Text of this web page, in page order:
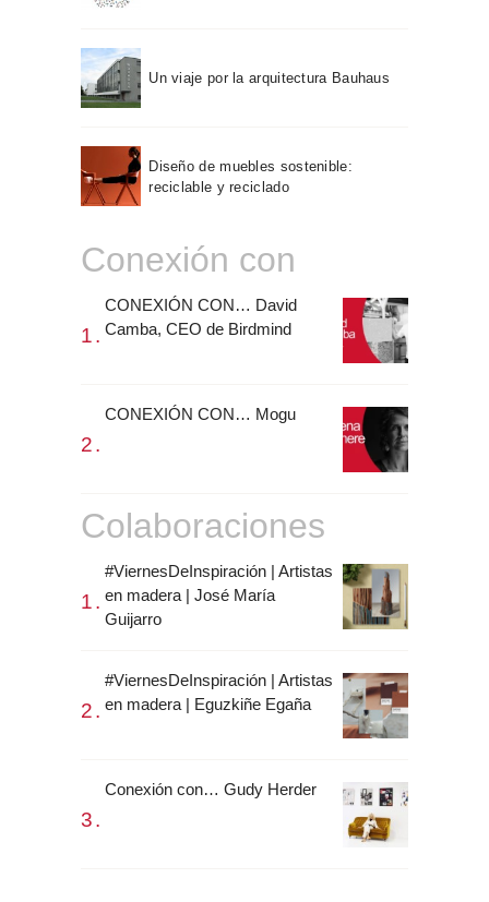
Un viaje por la arquitectura Bauhaus
Diseño de muebles sostenible:
reciclable y reciclado
Conexión con
CONEXIÓN CON… David
Camba, CEO de Birdmind
CONEXIÓN CON… Mogu
Colaboraciones
#ViernesDeInspiración | Artistas
en madera | José María
Guijarro
#ViernesDeInspiración | Artistas
en madera | Eguzkiñe Egaña
Conexión con… Gudy Herder